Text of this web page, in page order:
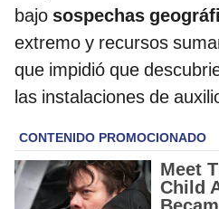
bajo sospechas
extremo y recursos
que impidió que
las instalaciones de